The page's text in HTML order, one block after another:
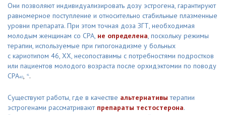
Они позволяют индивидуализировать дозу эстрогена, гарантируют
равномерное поступление и относительно стабильные плазменные
уровни препарата. При этом точная доза ЗГТ, необходимая
молодым женщинам со СРА, не определена, поскольку режимы
терапии, используемые при гипогонадизме у больных
с кариотипом 46, ХХ, несопоставимы с потребностями подростков
или пациентов молодого возраста после орхидэктомии по поводу
СРА40, 41 .
Существуют работы, где в качестве альтернативы терапии
эстрогенами рассматривают препараты тестостерона.